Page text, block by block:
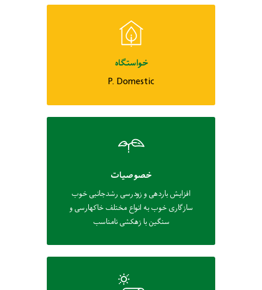
خواستگاه
P. Domestic
خصوصیات
افزایش باردهی و زودرسی رشدجانبی خوب
سازگاری خوب به انواع مختلف خاکهارسی و
سنگین با زهکشی نامناسب